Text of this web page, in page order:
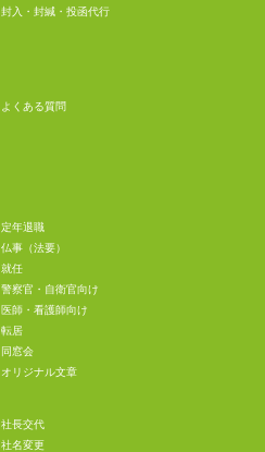
封入・封緘・投函代行
よくある質問
定年退職
仏事（法要）
就任
警察官・自衛官向け
医師・看護師向け
転居
同窓会
オリジナル文章
社長交代
社名変更